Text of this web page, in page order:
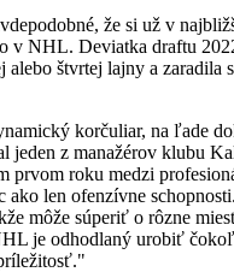
že si už v
v NHL. Deviatka draftu
alebo štvrtej lajny a zaradila
korčuliar, na ľade
jeden z manažérov klubu
prvom roku medzi
ako len ofenzívne
môže súperiť o rôzne
je odhodlaný urobiť